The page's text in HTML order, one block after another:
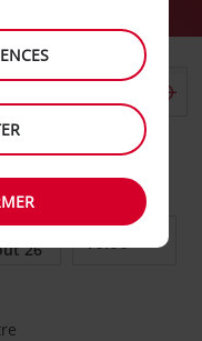
retour
RETOUR